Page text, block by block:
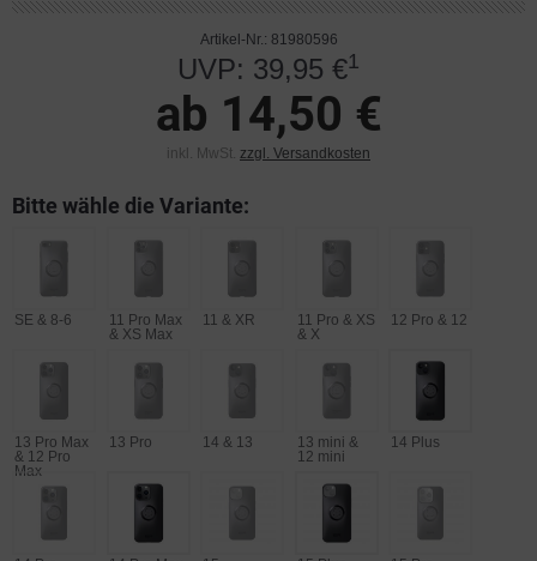
Artikel-Nr.: 81980596
UVP: 39,95 €1
ab 14,50 €
inkl. MwSt. zzgl. Versandkosten
Bitte wähle die Variante:
SE & 8-6
11 Pro Max
& XS Max
11 & XR
11 Pro & XS
& X
12 Pro & 12
13 Pro Max
& 12 Pro
Max
13 Pro 14 & 13
13 mini &
12 mini
14 Plus